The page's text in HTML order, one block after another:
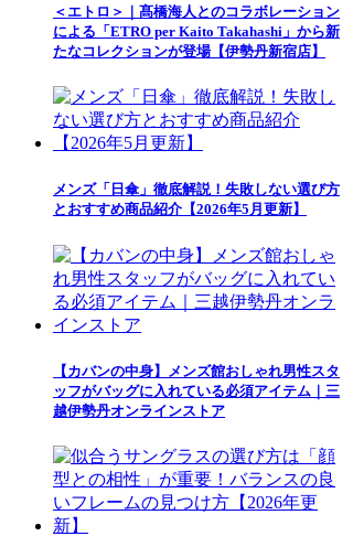
＜エトロ＞｜髙橋海人とのコラボレーション
による「ETRO per Kaito Takahashi」から新
たなコレクションが登場【伊勢丹新宿店】
メンズ「日傘」徹底解説！失敗しない選び方
とおすすめ商品紹介【2026年5月更新】
【カバンの中身】メンズ館おしゃれ男性スタ
ッフがバッグに入れている必須アイテム｜三
越伊勢丹オンラインストア